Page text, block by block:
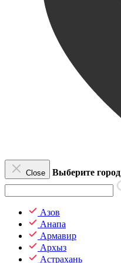
Close Выберите город
Азов
Анапа
Армавир
Архыз
Астрахань